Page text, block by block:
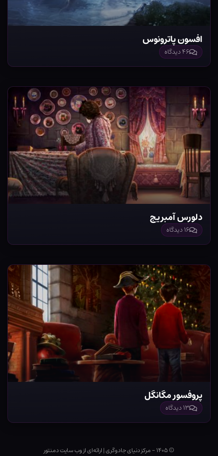
افسون پاترونوس
۴۶ دیدگاه
دلورس آمبریج
۱۶ دیدگاه
پروفسور مگانگل
۱۳ دیدگاه
© ۱۴۰۵ - مرکز دنیای جادوگری |ارائه‌ای از وب ‌سایت دمنتور